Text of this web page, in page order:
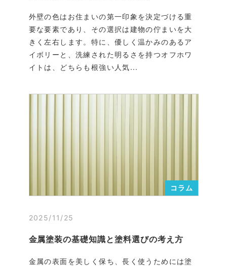
外壁の色はお住まいの第一印象を決定づける重
要な要素であり、その選択は建物の佇まいを大
きく左右します。特に、優しく温かみのあるア
イボリーと、洗練された明るさを持つオフホワ
イトは、どちらも根強い人気...
コラム
2025/11/25
金属塗装の基礎知識と塗料選びの考え方
金属の表面を美しく保ち、長く使うためには塗